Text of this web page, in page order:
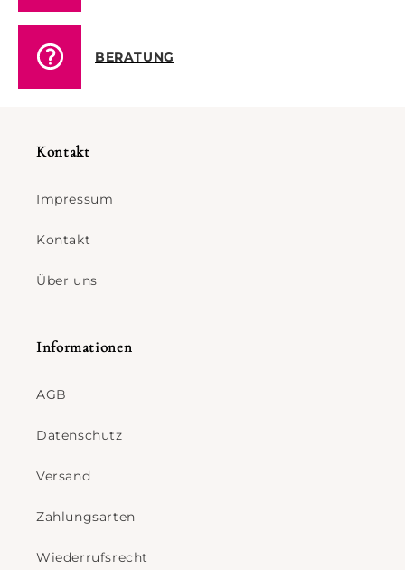
BERATUNG
Kontakt
Impressum
Kontakt
Über uns
Informationen
AGB
Datenschutz
Versand
Zahlungsarten
Wiederrufsrecht